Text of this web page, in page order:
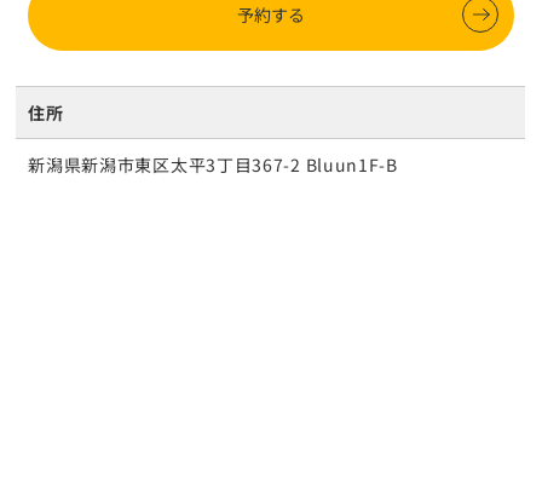
予約する
住所
新潟県新潟市東区太平3丁目367-2 Bluun1F-B